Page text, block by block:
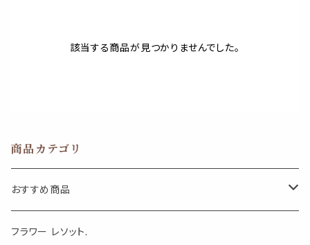
該当する商品が見つかりませんでした。
商品カテゴリ
おすすめ商品
気になる虫対策に
フラワー レソット.